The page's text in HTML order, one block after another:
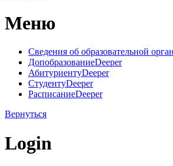
Меню
Сведения об образовательной
ДопобразованиеDeeper
АбитуриентуDeeper
СтудентуDeeper
РасписаниеDeeper
Вернуться
Login